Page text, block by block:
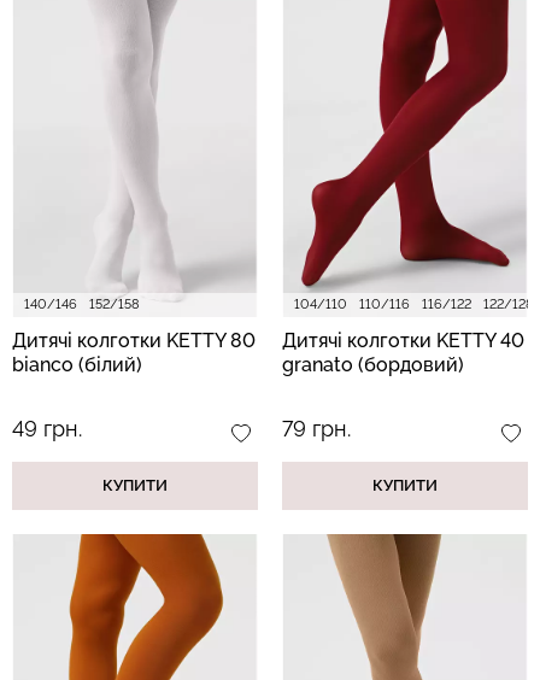
140/146 152/158
Дитячі колготки KETTY 80
bianco (білий)
49 грн.
КУПИТИ
104/110 110/116 116/122 122/128
Дитячі колготки KETTY 40
granato (бордовий)
79 грн.
КУПИТИ
Безшовні стрінги STRING
BRIEFS (чорний) Giulia
299 грн.
Топ на бретелях в рубчик
CAMI TOP RIB black
(чорний) Giulia
299 грн.499 грн.